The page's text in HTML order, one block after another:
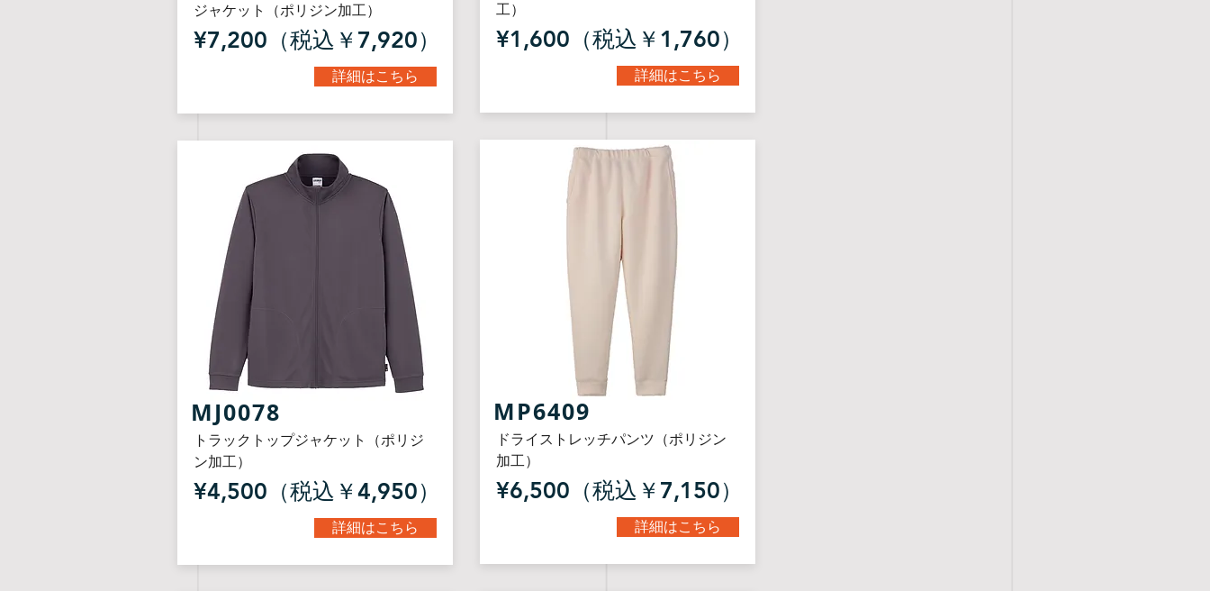
ジャケット（ポリジン加工）
¥7,200（税込￥7,920）
詳細はこちら
MJ0078
トラックトップジャケット（ポリジ
ン加工）
¥4,500（税込￥4,950）
詳細はこちら
工）
¥1,600（税込￥1,760）
詳細はこちら
MP6409
ドライストレッチパンツ（ポリジン
加工）
¥6,500（税込￥7,150）
詳細はこちら